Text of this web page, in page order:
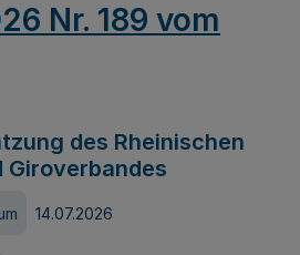
Nr. 189 vom
des Rheinischen
Giroverbandes
14.07.2026